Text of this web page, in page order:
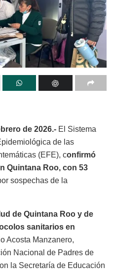
de 2026.- El Sistema
de las
(EFE), confirmó
Quintana Roo, con 53
sospechas de la
de Quintana Roo y de
sanitarios en
Acosta Manzanero,
Nacional de Padres de
la Secretaría de Educación